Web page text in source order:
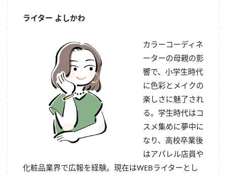
ライター よしかわ
カラーコーディネ
ーターの母親の影
響で、小学生時代
に色彩とメイクの
楽しさに魅了され
る。学生時代はコ
スメ集めに夢中に
なり、高校卒業後
はアパレル店員や
化粧品業界で広報を経験。現在はWEBライターとし